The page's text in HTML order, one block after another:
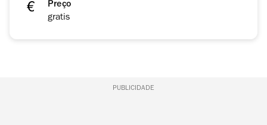
Preço
gratis
PUBLICIDADE